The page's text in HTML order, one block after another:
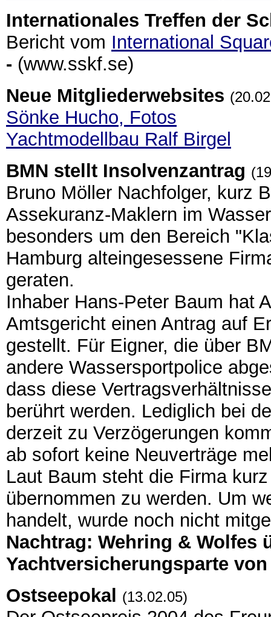
Internationales Treffen der
Bericht vom International
- (www.sskf.se)
Neue Mitgliederwebsites
Sönke Hucho, Fotos
Yachtmodellbau Ralf Birgel
BMN stellt Insolvenzantrag
Bruno Möller Nachfolger, kurz
Assekuranz-Maklern im
besonders um den Bereich
Hamburg alteingesessene
geraten.
Inhaber Hans-Peter Baum hat
Amtsgericht einen Antrag auf
gestellt. Für Eigner, die über
andere Wassersportpolice
dass diese
berührt werden. Lediglich bei
derzeit zu Verzögerungen
ab sofort keine Neuverträge
Laut Baum steht die Firma
übernommen zu werden. Um
handelt, wurde noch nicht
Nachtrag: Wehring & Wolfes
Yachtversicherungsparte von
Ostseepokal
(13.02.05)